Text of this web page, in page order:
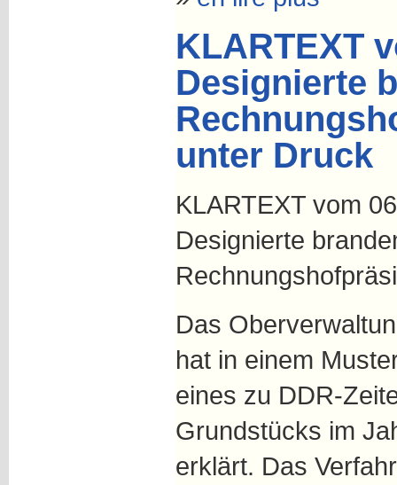
KLARTEXT
Designierte
unter Druck
KLARTEXT vom
Designierte
Das
hat in einem
eines zu DDR-
Grundstücks im
erklärt. Das